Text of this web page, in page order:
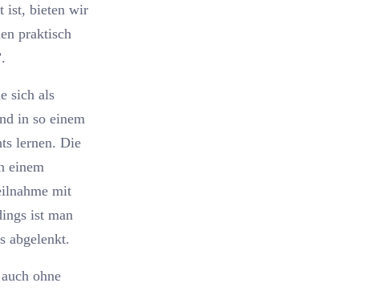
ist, bieten wir
praktisch
sich als
in so einem
lernen. Die
einem
mit
ist man
abgelenkt.
ohne